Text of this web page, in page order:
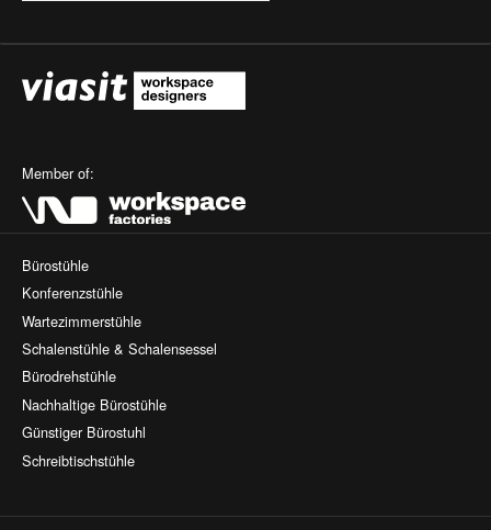
Member of:
Bürostühle
Konferenzstühle
Wartezimmerstühle
Schalenstühle & Schalensessel
Bürodrehstühle
Nachhaltige Bürostühle
Günstiger Bürostuhl
Schreibtischstühle